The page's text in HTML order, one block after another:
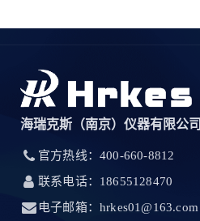
海瑞克斯（南京）仪器有限公司
官方热线：400-660-8812
联系电话：18655128470
电子邮箱：hrkes01@163.com